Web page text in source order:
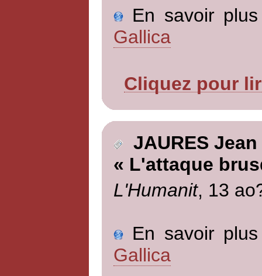
En savoir
Gallica
Cliquez pour
JAURES Jean
« L'attaque
L'Humanit, 13
En savoir
Gallica